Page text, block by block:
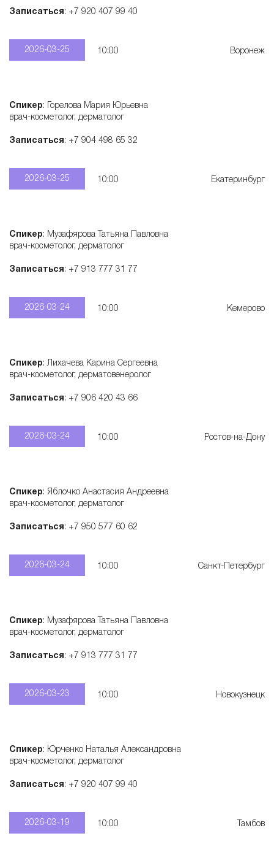
Записаться: +7 920 407 99 40
2026-03-25 10:00 Воронеж
Спикер: Горелова Мария Юрьевна
врач-косметолог, дерматолог
Записаться: +7 904 498 65 32
2026-03-25 10:00 Екатеринбург
Спикер: Музафярова Татьяна Павловна
врач-косметолог, дерматолог
Записаться: +7 913 777 31 77
2026-03-24 10:00 Кемерово
Спикер: Лихачева Карина Сергеевна
врач-косметолог, дерматовенеролог
Записаться: +7 906 420 43 66
2026-03-24 10:00 Ростов-на-Дону
Спикер: Яблочко Анастасия Андреевна
врач-косметолог, дерматолог
Записаться: +7 950 577 60 62
2026-03-24 10:00 Санкт-Петербург
Спикер: Музафярова Татьяна Павловна
врач-косметолог, дерматолог
Записаться: +7 913 777 31 77
2026-03-23 10:00 Новокузнецк
Спикер: Юрченко Наталья Александровна
врач-косметолог, дерматолог
Записаться: +7 920 407 99 40
2026-03-19 10:00 Тамбов